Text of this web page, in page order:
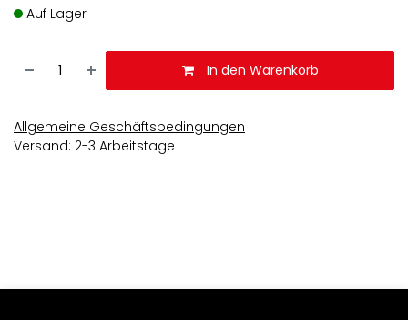
Auf Lager
In den Warenkorb
Allgemeine Geschäftsbedingungen
Versand: 2-3 Arbeitstage